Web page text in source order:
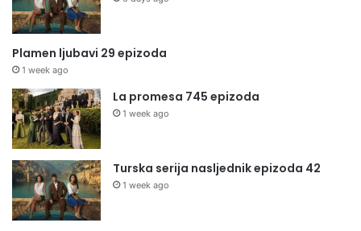
Plamen ljubavi 29 epizoda
1 week ago
La promesa 745 epizoda
1 week ago
Turska serija nasljednik epizoda 42
1 week ago